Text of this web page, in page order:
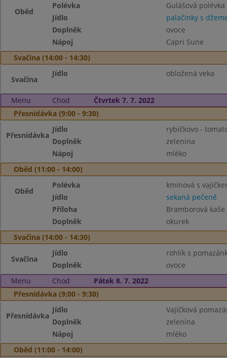
Oběd
Polévka
Gulášová
Jídlo
palačinky s
Doplněk
ovoce
Nápoj
Capri Sune
Svačina (14:00 - 14:30)
Svačina
Jídlo obložená veka
Menu Chod
Čtvrtek 7. 7. 2022
Přesnídávka (9:00 - 9:30)
Přesnídávka
Jídlo
rybičkovo -
Doplněk
zelenina
Nápoj
mléko
Oběd (11:00 - 14:00)
Oběd
Polévka
kmínová s
Jídlo
sekaná pečeně
Příloha
Bramborová kaše
Doplněk
okurek
Svačina (14:00 - 14:30)
Svačina
Jídlo
rohlík s
Doplněk
ovoce
Menu
Chod
Pátek 8. 7. 2022
Přesnídávka (9:00 - 9:30)
Přesnídávka
Jídlo
Vajíčková
Doplněk
zelenina
Nápoj
mléko
Oběd (11:00 - 14:00)